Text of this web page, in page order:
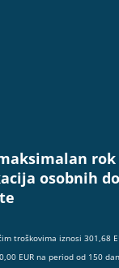
rok
osobnih
troškovima iznosi 301,68
EUR na period od 150